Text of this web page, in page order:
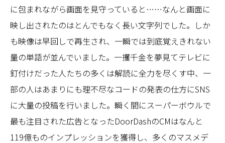
に包まれながら画面を見守っていると……なんと画面に
映し出されたのはとんでもなく長い文字列でした。しか
も映像は早回しで再生され、一瞬では到底覚えきれない
量の単語が並んでいました。一攫千金を夢見てテレビに
釘付けだった人たちの多くは解読に全力を尽くす中、一
部の人はあまりにも理不尽なコードの発表の仕方にSNS
に大量の投稿を行いました。瞬く間にスーパーボウルで
最も注目された広告となったDoorDashのCMはなんと
119億ものインプレッションを獲得し、多くのマスメデ